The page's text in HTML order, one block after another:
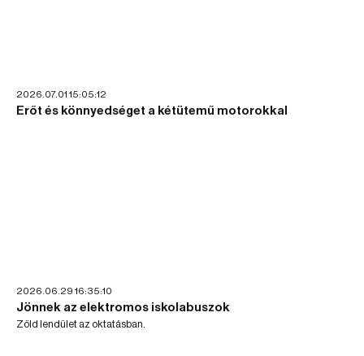
2026.07.01 15:05:12
Erőt és könnyedséget a kétütemű motorokkal
2026.06.29 16:35:10
Jönnek az elektromos iskolabuszok
Zöld lendület az oktatásban.